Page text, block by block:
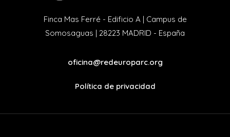
Finca Mas Ferré - Edificio A | Campus de
Somosaguas | 28223 MADRID - España
oficina@redeuroparc.org
Política de privacidad